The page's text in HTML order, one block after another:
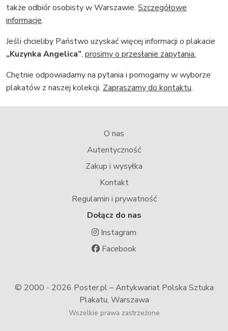
także odbiór osobisty w Warszawie. Szczegółowe
informacje.
Jeśli chcieliby Państwo uzyskać więcej informacji o plakacie
„Kuzynka Angelica”, prosimy o przesłanie zapytania.
Chętnie odpowiadamy na pytania i pomogamy w wyborze
plakatów z naszej kolekcji. Zapraszamy do kontaktu.
O nas
Autentyczność
Zakup i wysyłka
Kontakt
Regulamin i prywatność
Dołącz do nas
Instagram
Facebook
© 2000 - 2026 Poster.pl – Antykwariat Polska Sztuka
Plakatu, Warszawa
Wszelkie prawa zastrzeżone